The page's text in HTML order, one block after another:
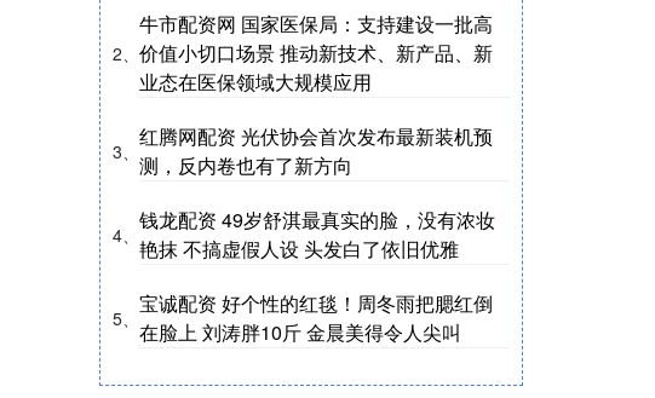
2、
牛市配资网 国家医保局：支持建设一批高
价值小切口场景 推动新技术、新产品、新
业态在医保领域大规模应用
3、
红腾网配资 光伏协会首次发布最新装机预
测，反内卷也有了新方向
4、
钱龙配资 49岁舒淇最真实的脸，没有浓妆
艳抹 不搞虚假人设 头发白了依旧优雅
5、
宝诚配资 好个性的红毯！周冬雨把腮红倒
在脸上 刘涛胖10斤 金晨美得令人尖叫